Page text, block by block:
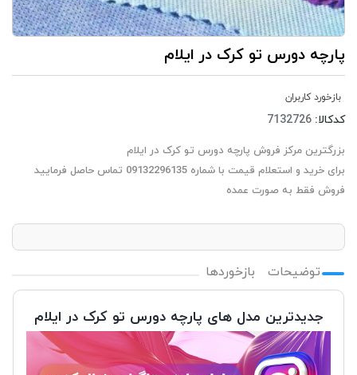
پارچه دورس تو کرک در ایلام
بازخورد کاربران
کدکالا:
بزرگترین مرکز فروش پارچه دورس تو کرک در ایلام
برای خرید و استعلام قیمت با شماره 09132296135 تماس حاصل فرمایید
فروش فقط به صورت عمده
توضیحات بازخوردها
جدیدترین مدل های پارچه دورس تو کرک در ایلام